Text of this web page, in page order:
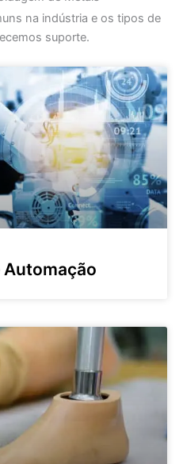
na indústria e os tipos de
suporte.
Automação